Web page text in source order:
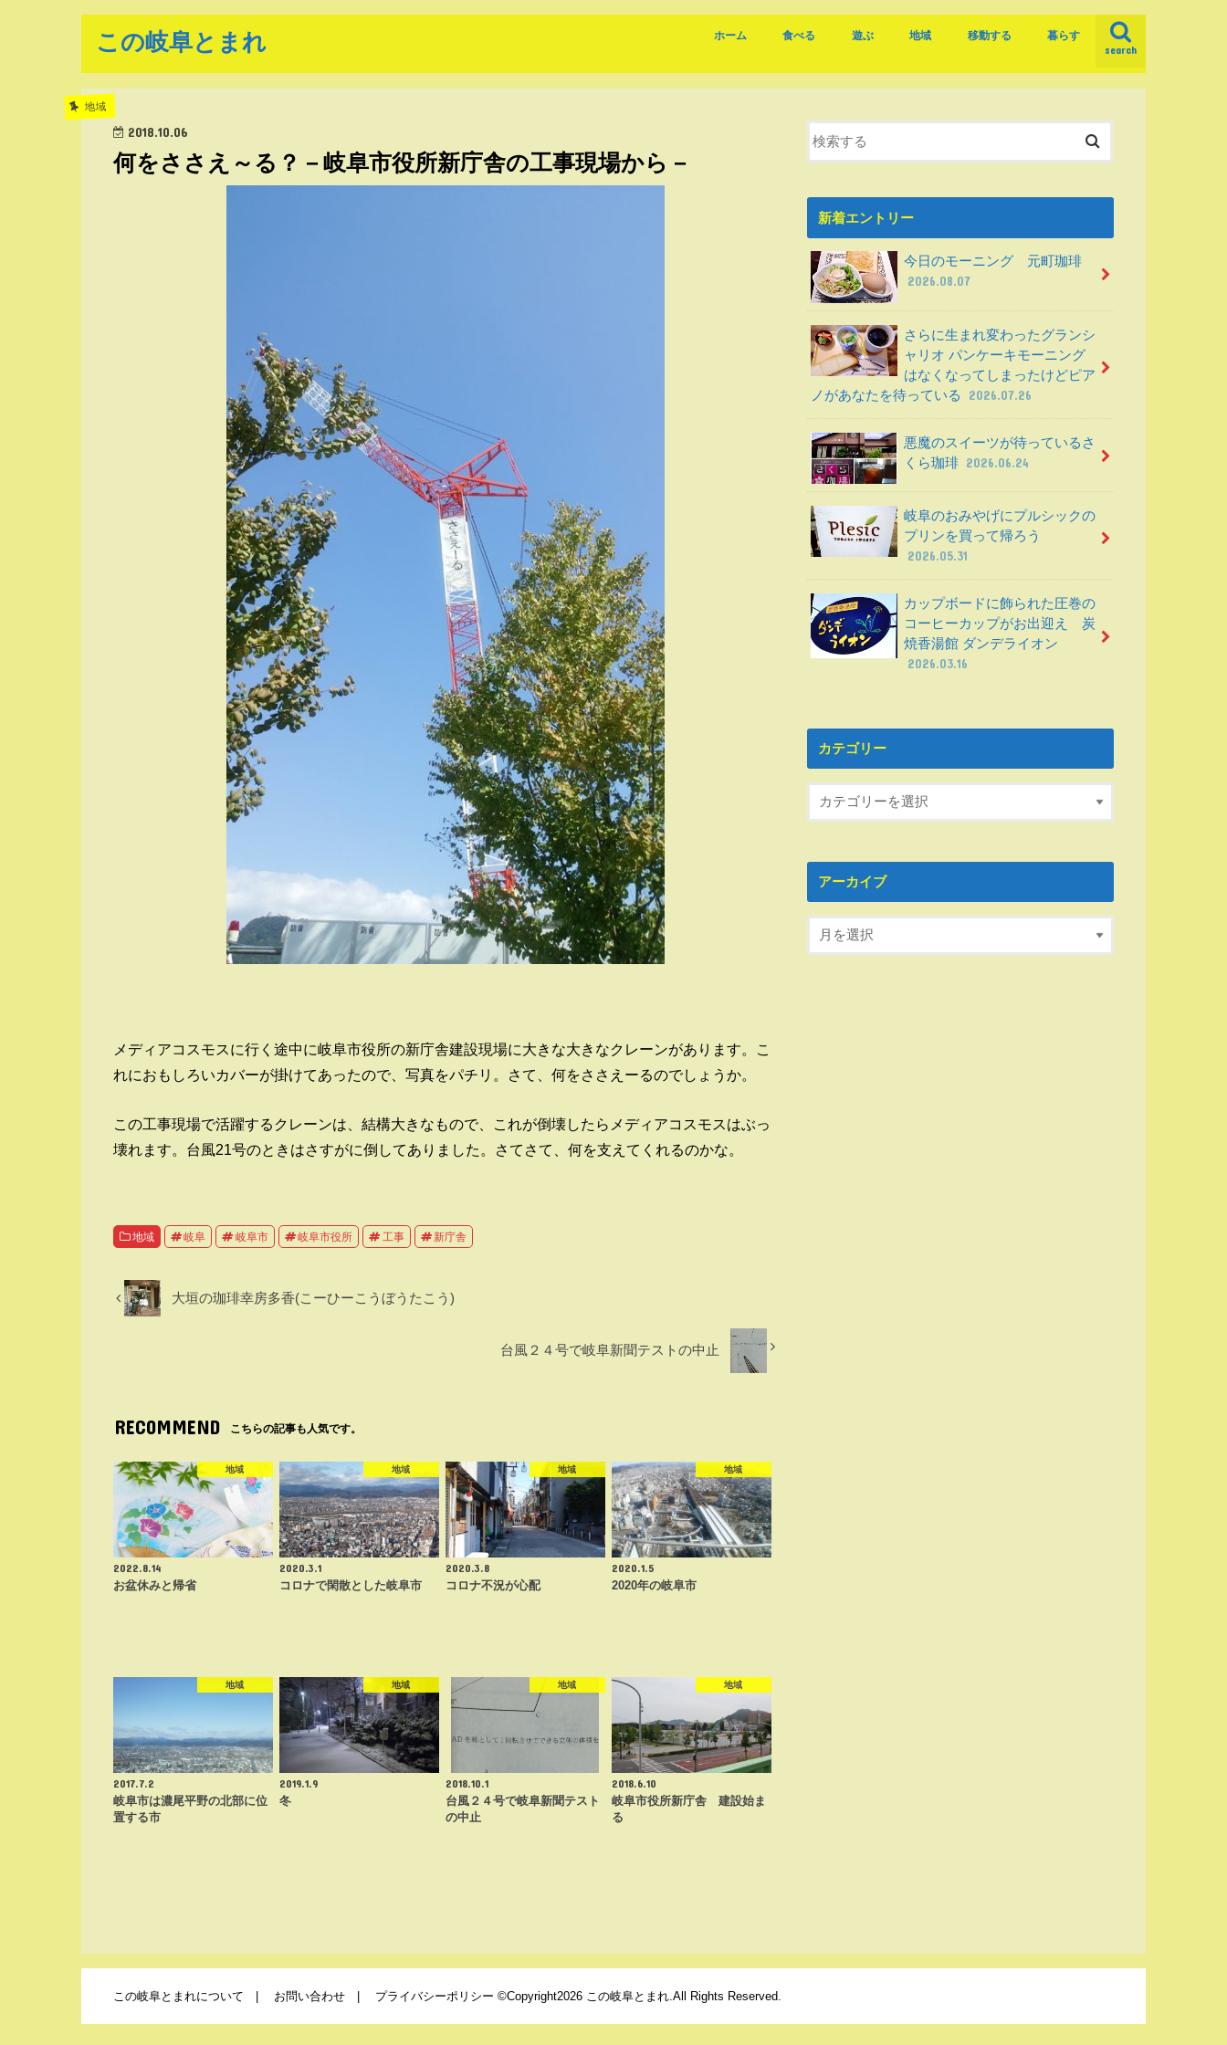
この岐阜とまれ search
ホーム
coffee
食べる
おすすめ
岐阜の食べ物
遊ぶ
観光する
地域
駅
駅周辺
岐阜市 車社会
移動する
岐阜の道
バス
レンタサイクル
暮らす
学ぶ
ごみ
選挙
地域
2018.10.06
何をささえ～る？－岐阜市役所新庁舎の工事現場から－
メディアコスモスに行く途中に岐阜市役所の新庁舎建設現場に大きな大きなクレーンがあります。こ
れにおもしろいカバーが掛けてあったので、写真をパチリ。さて、何をささえーるのでしょうか。
この工事現場で活躍するクレーンは、結構大きなもので、これが倒壊したらメディアコスモスはぶっ
壊れます。台風21号のときはさすがに倒してありました。さてさて、何を支えてくれるのかな。
地域 岐阜 岐阜市 岐阜市役所 工事 新庁舎
大垣の珈琲幸房多香(こーひーこうぼうたこう)
台風２４号で岐阜新聞テストの中止
RECOMMEND こちらの記事も人気です。
地域
2022.8.14
お盆休みと帰省
地域
2020.3.1
コロナで閑散とした岐阜市
地域
2020.3.8
コロナ不況が心配
地域
2020.1.5
2020年の岐阜市
地域
2017.7.2
岐阜市は濃尾平野の北部に位
置する市
地域
2019.1.9
冬
地域
2018.10.1
台風２４号で岐阜新聞テスト
の中止
地域
2018.6.10
岐阜市役所新庁舎 建設始ま
る
新着エントリー
今日のモーニング 元町珈琲
2026.08.07
さらに生まれ変わったグランシ
ャリオ パンケーキモーニング
はなくなってしまったけどピア
ノがあなたを待っている
2026.07.26
悪魔のスイーツが待っているさ
くら珈琲 2026.06.24
岐阜のおみやげにプルシックの
プリンを買って帰ろう
2026.05.31
カップボードに飾られた圧巻の
コーヒーカップがお出迎え 炭
焼香湯館 ダンデライオン
2026.03.16
カテゴリー
アーカイブ
この岐阜とまれについて お問い合わせ プライバシーポリシー ©Copyright2026 この岐阜とまれ.All Rights Reserved.